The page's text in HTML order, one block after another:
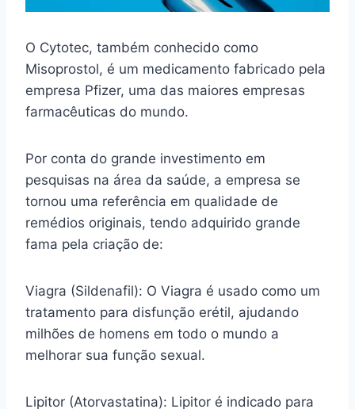
O Cytotec, também conhecido como
Misoprostol, é um medicamento fabricado pela
empresa Pfizer, uma das maiores empresas
farmacêuticas do mundo.
Por conta do grande investimento em
pesquisas na área da saúde, a empresa se
tornou uma referência em qualidade de
remédios originais, tendo adquirido grande
fama pela criação de:
Viagra (Sildenafil): O Viagra é usado como um
tratamento para disfunção erétil, ajudando
milhões de homens em todo o mundo a
melhorar sua função sexual.
Lipitor (Atorvastatina): Lipitor é indicado para